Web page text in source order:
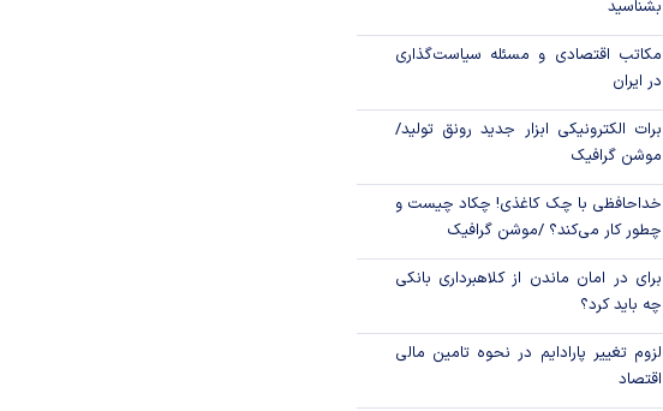
رویه جدید ارز اشخاص شدند؟
جزئیات دستورالعمل جدید مالیاتی برای
تسعیر ارز واردات بدون انتقال ارز
بشناسید
مکاتب اقتصادی و مسئله سیاست‌گذاری
در ایران
برات الکترونیکی ابزار جدید رونق تولید/
موشن گرافیک
خداحافظی با چک کاغذی! چکاد چیست و
چطور کار می‌کند؟ /موشن گرافیک
برای در امان ماندن از کلاهبرداری بانکی
چه باید کرد؟
لزوم تغییر پارادایم در نحوه تامین مالی
اقتصاد